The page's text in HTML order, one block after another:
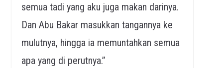
semua tadi yang aku juga makan darinya.
Dan Abu Bakar masukkan tangannya ke
mulutnya, hingga ia memuntahkan semua
apa yang di perutnya.”